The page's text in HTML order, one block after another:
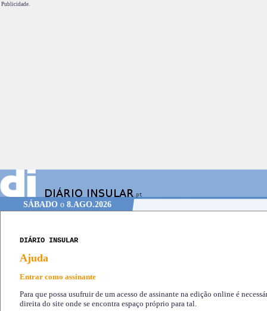
Publicidade.
SÁBADOo 8.AGO.2026
DIÁRIO INSULAR
Ajuda
Entrar como assinante
Para que possa usufruir de um acesso de assinante na edição online é
direita do site onde se encontra espaço próprio para tal.